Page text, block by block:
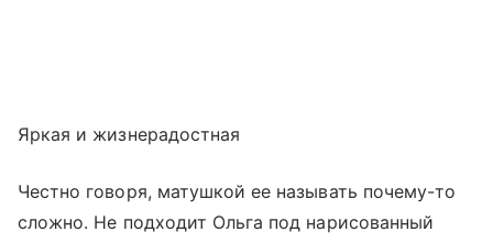
Яркая и жизнерадостная
Честно говоря, матушкой ее называть почему-то
сложно. Не подходит Ольга под нарисованный